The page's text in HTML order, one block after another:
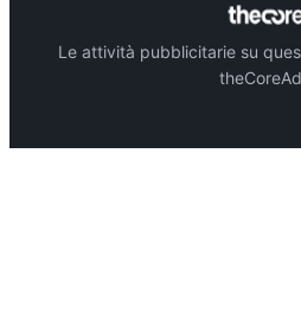
Le attività pubblicitarie su